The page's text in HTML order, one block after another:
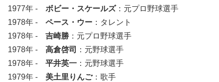
1977年 - ボビー・スケールズ：元プロ野球選手
1978年 - ペース・ウー ：タレント
1978年 - 吉崎勝 ：元プロ野球選手
1978年 - 高倉啓司
：元野球選手
1978年 - 平井英一 ：元野球選手
1979年 - 美土里りんご：歌手